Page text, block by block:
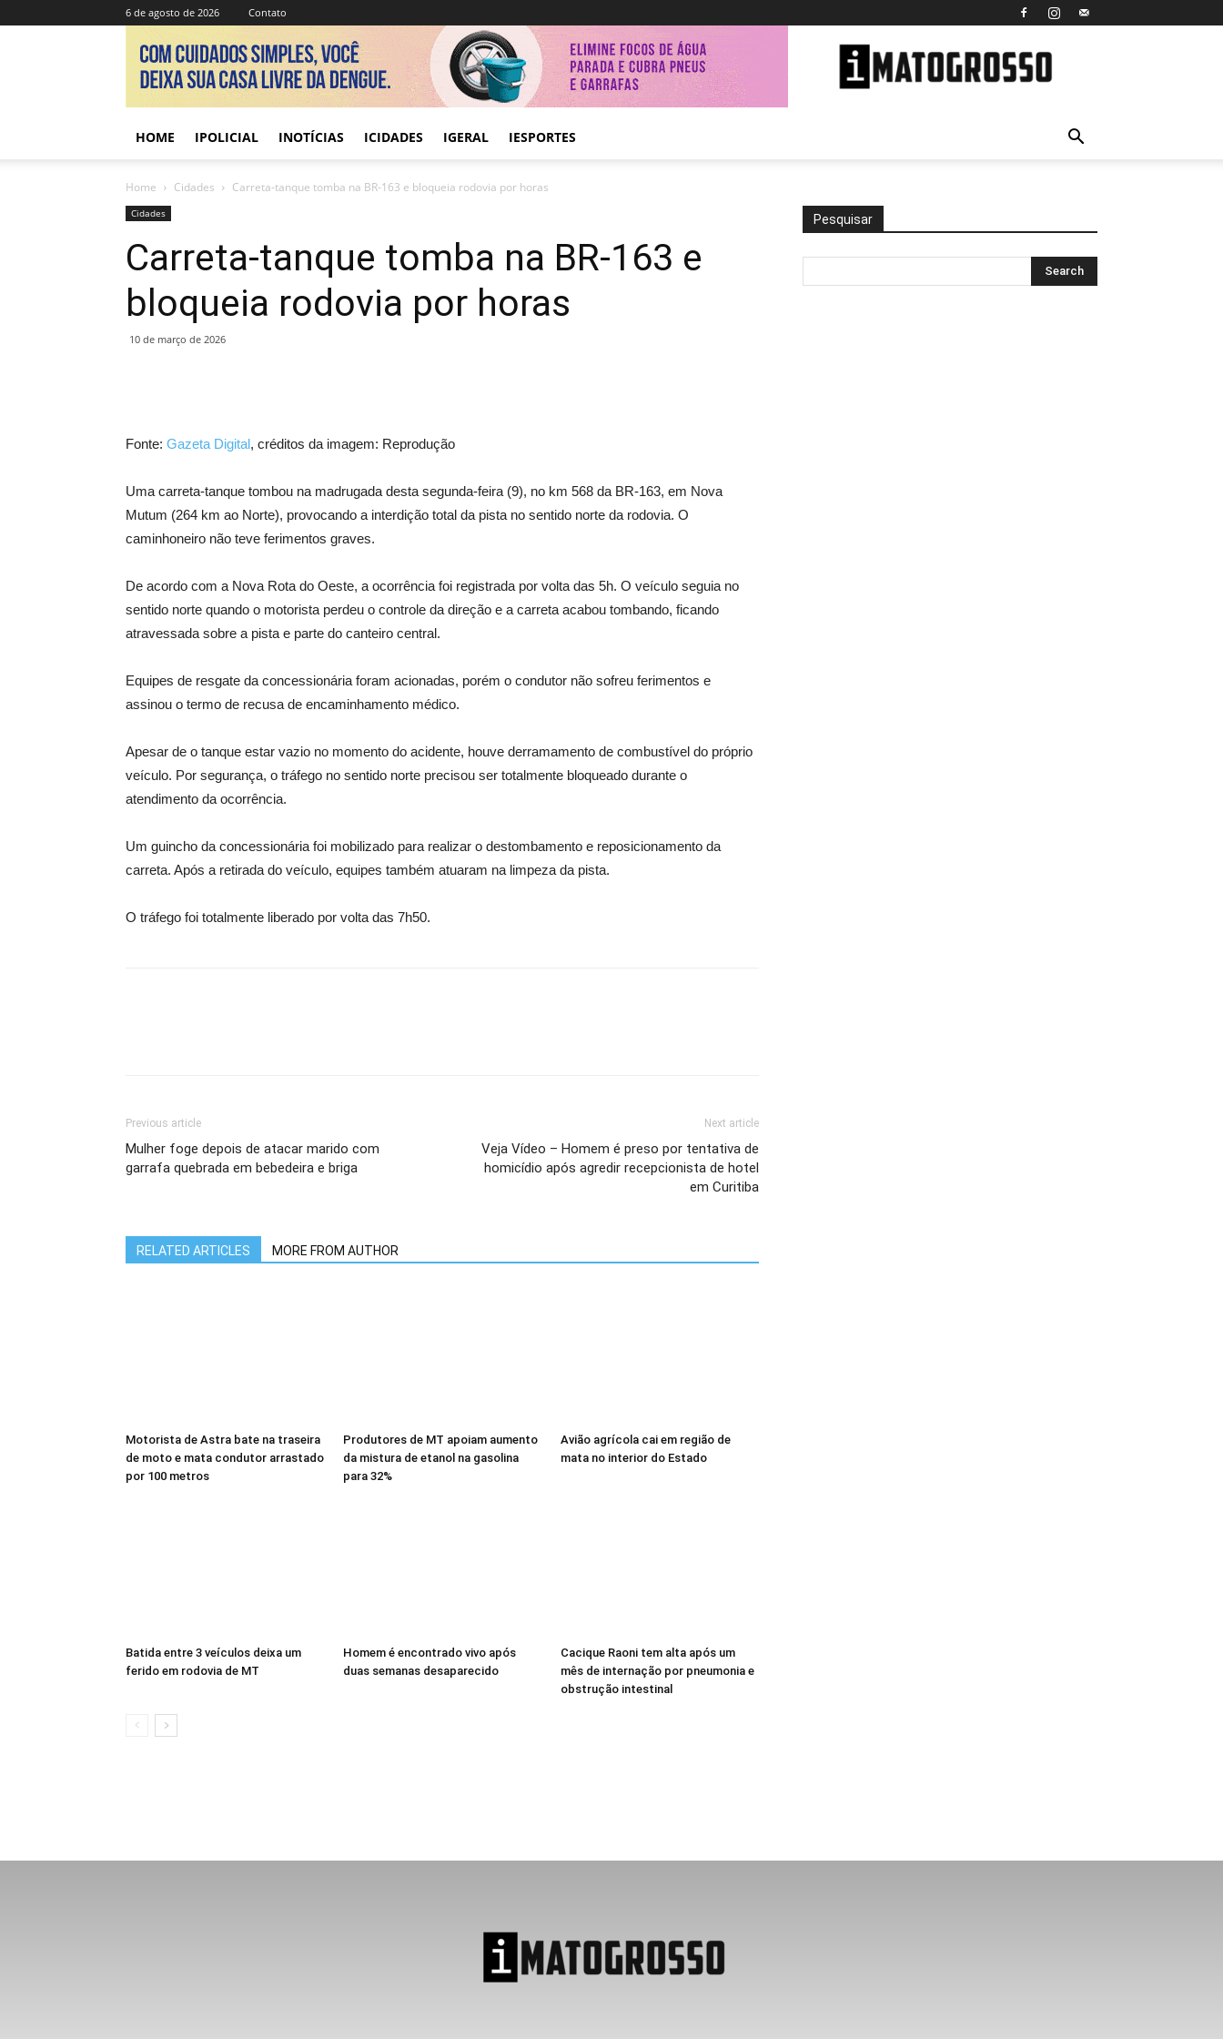
6 de agosto de 2026 Contato
Grosso
HOME IPOLICIAL INOTÍCIAS ICIDADES IGERAL IESPORTES
Home Cidades Carreta-tanque tomba na BR-163 e bloqueia rodovia por horas
Cidades
Carreta-tanque tomba na BR-163 e
bloqueia rodovia por horas
10 de março de 2026
Fonte: Gazeta Digital, créditos da imagem: Reprodução
Uma carreta-tanque tombou na madrugada desta segunda-feira (9), no km 568 da BR-163, em Nova
Mutum (264 km ao Norte), provocando a interdição total da pista no sentido norte da rodovia. O
caminhoneiro não teve ferimentos graves.
De acordo com a Nova Rota do Oeste, a ocorrência foi registrada por volta das 5h. O veículo seguia no
sentido norte quando o motorista perdeu o controle da direção e a carreta acabou tombando, ficando
atravessada sobre a pista e parte do canteiro central.
Equipes de resgate da concessionária foram acionadas, porém o condutor não sofreu ferimentos e
assinou o termo de recusa de encaminhamento médico.
Apesar de o tanque estar vazio no momento do acidente, houve derramamento de combustível do próprio
veículo. Por segurança, o tráfego no sentido norte precisou ser totalmente bloqueado durante o
atendimento da ocorrência.
Um guincho da concessionária foi mobilizado para realizar o destombamento e reposicionamento da
carreta. Após a retirada do veículo, equipes também atuaram na limpeza da pista.
O tráfego foi totalmente liberado por volta das 7h50.
Previous article
Mulher foge depois de atacar marido com
garrafa quebrada em bebedeira e briga
Next article
Veja Vídeo – Homem é preso por tentativa de
homicídio após agredir recepcionista de hotel
em Curitiba
RELATED ARTICLES MORE FROM AUTHOR
Motorista de Astra bate na traseira
de moto e mata condutor arrastado
por 100 metros
Produtores de MT apoiam aumento
da mistura de etanol na gasolina
para 32%
Avião agrícola cai em região de
mata no interior do Estado
Batida entre 3 veículos deixa um
ferido em rodovia de MT
Homem é encontrado vivo após
duas semanas desaparecido
Cacique Raoni tem alta após um
mês de internação por pneumonia e
obstrução intestinal
Pesquisar